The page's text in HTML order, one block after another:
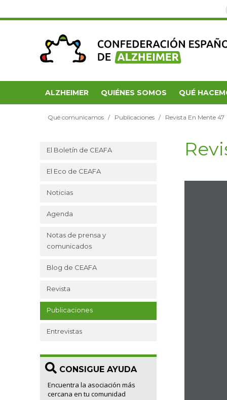
ALZHEIMER QUIÉNES SOMOS QUÉ
Qué comunicamos Publicaciones Revista En Mente 47
El Boletín de CEAFA
El Eco de CEAFA
Noticias
Agenda
Notas de prensa y
comunicados
Blog de CEAFA
Revista
Publicaciones
Entrevistas
CONSIGUE AYUDA
Encuentra la asociación más
cercana en tu comunidad